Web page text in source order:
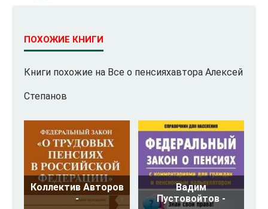
ПОХОЖИЕ КНИГИ
Книги похожие на Все о пенсияхавтора Алексей
Степанов
Коллектив Авторов
-
Вадим
Пустовойтов -